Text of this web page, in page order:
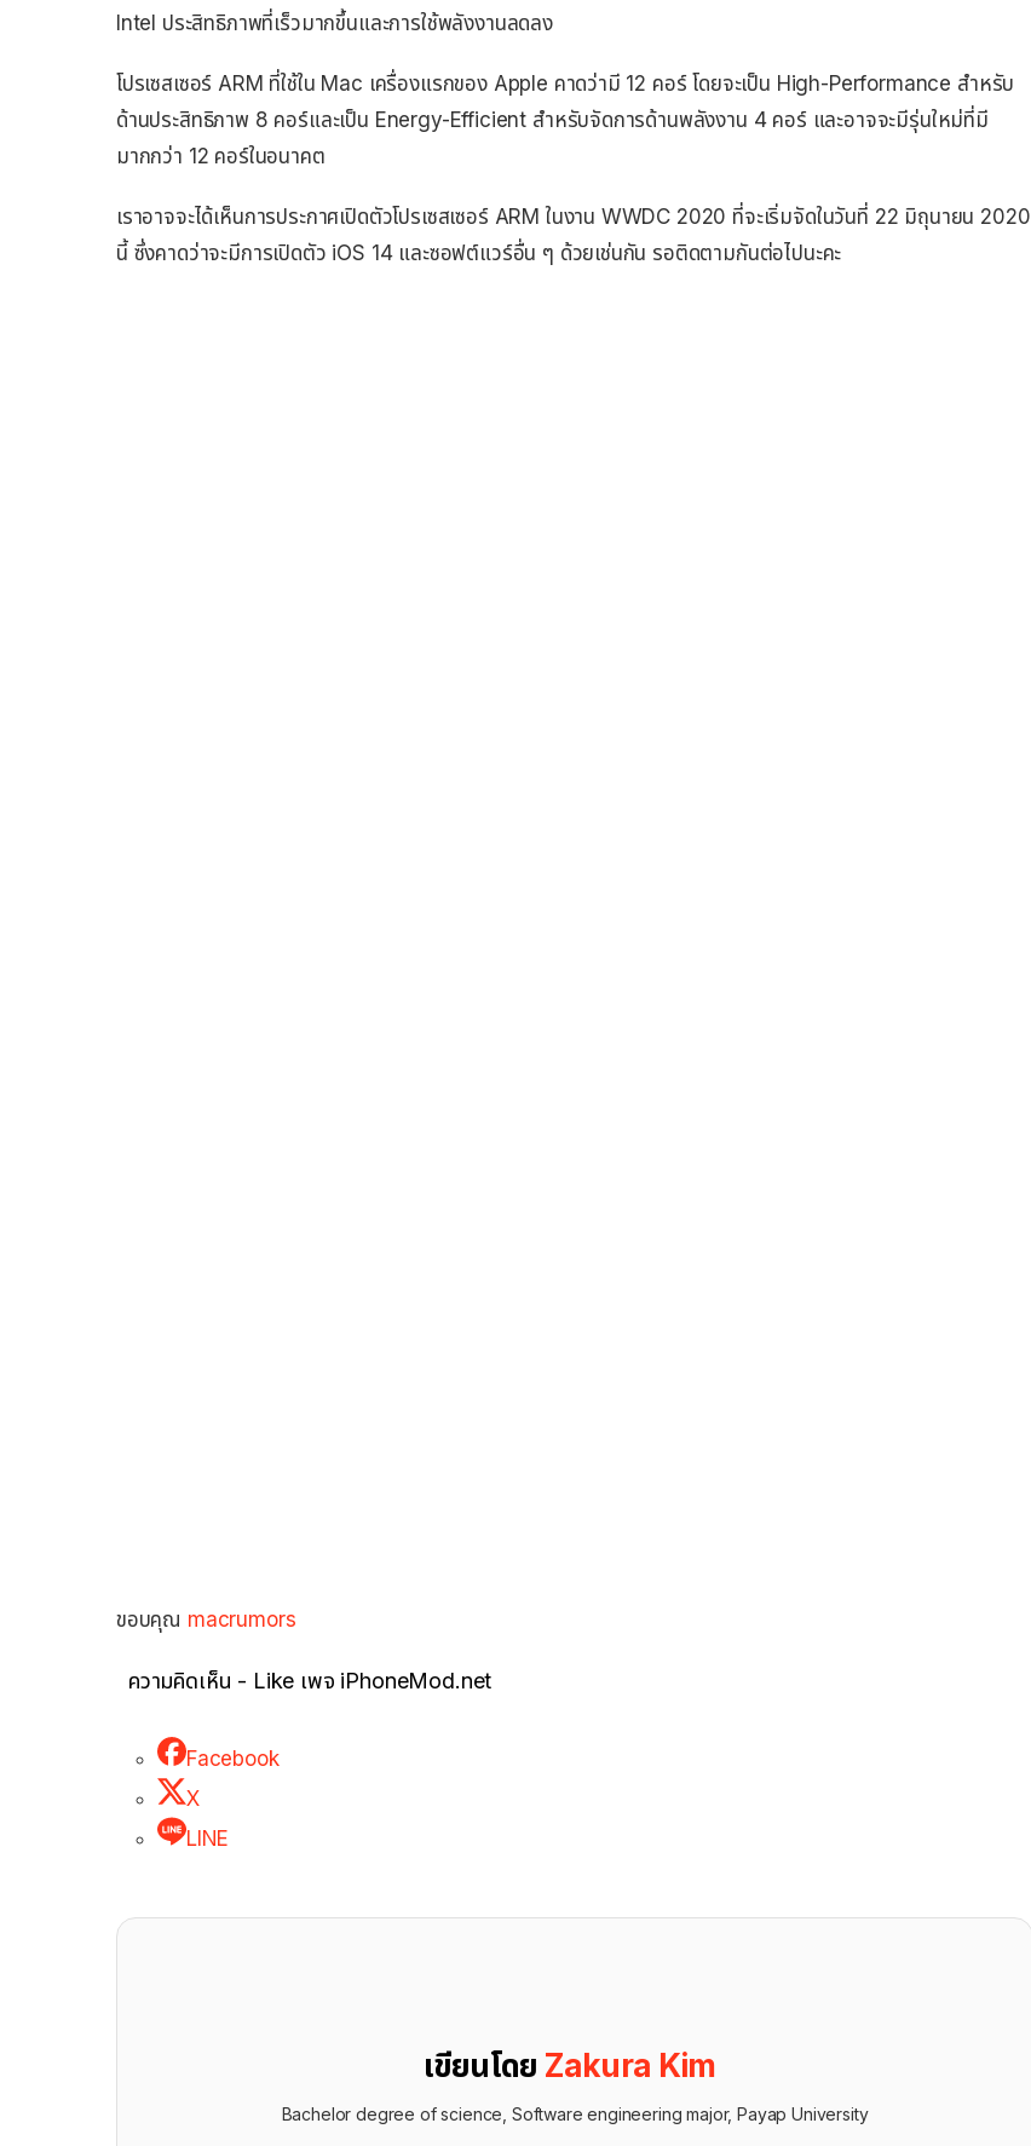
Intel ประสิทธิภาพที่เร็วมากขึ้นและการใช้พลังงานลดลง
โปรเซสเซอร์ ARM ที่ใช้ใน Mac เครื่องแรกของ Apple คาดว่ามี 12 คอร์ โดยจะเป็น High-Performance สำหรับ
ด้านประสิทธิภาพ 8 คอร์และเป็น Energy-Efficient สำหรับจัดการด้านพลังงาน 4 คอร์ และอาจจะมีรุ่นใหม่ที่มี
มากกว่า 12 คอร์ในอนาคต
เราอาจจะได้เห็นการประกาศเปิดตัวโปรเซสเซอร์ ARM ในงาน WWDC 2020 ที่จะเริ่มจัดในวันที่ 22 มิถุนายน 2020
นี้ ซึ่งคาดว่าจะมีการเปิดตัว iOS 14 และซอฟต์แวร์อื่น ๆ ด้วยเช่นกัน รอติดตามกันต่อไปนะคะ
ขอบคุณ macrumors
ความคิดเห็น - Like เพจ iPhoneMod.net
Facebook
X
LINE
เขียนโดย Zakura Kim
Bachelor degree of science, Software engineering major, Payap University